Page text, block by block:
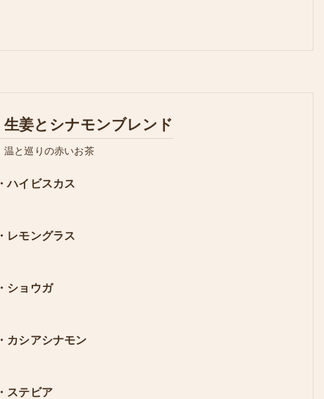
生姜とシナモンブレンド
温と巡りの赤いお茶
・ハイビスカス
・レモングラス
・ショウガ
・カシアシナモン
・ステビア